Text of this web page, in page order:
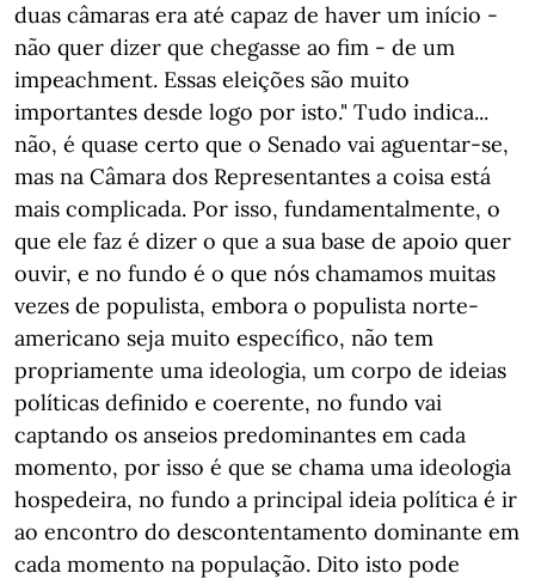
duas câmaras era até capaz de haver um início -
não quer dizer que chegasse ao fim - de um
impeachment. Essas eleições são muito
importantes desde logo por isto." Tudo indica...
não, é quase certo que o Senado vai aguentar-se,
mas na Câmara dos Representantes a coisa está
mais complicada. Por isso, fundamentalmente, o
que ele faz é dizer o que a sua base de apoio quer
ouvir, e no fundo é o que nós chamamos muitas
vezes de populista, embora o populista norte-
americano seja muito específico, não tem
propriamente uma ideologia, um corpo de ideias
políticas definido e coerente, no fundo vai
captando os anseios predominantes em cada
momento, por isso é que se chama uma ideologia
hospedeira, no fundo a principal ideia política é ir
ao encontro do descontentamento dominante em
cada momento na população. Dito isto pode